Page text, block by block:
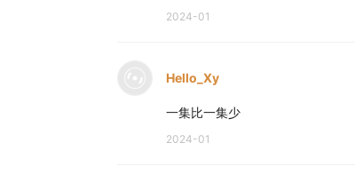
2024-01
Hello_Xy
一集比一集少
2024-01